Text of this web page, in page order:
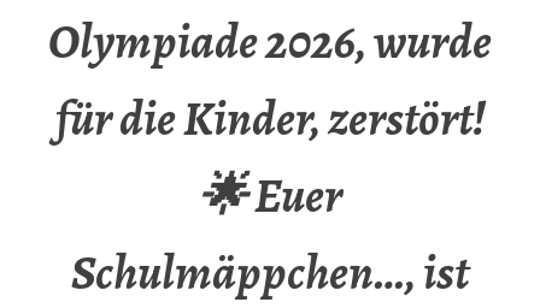
Olympiade 2026, wurde
für die Kinder, zerstört!
🌟 Euer
Schulmäppchen…, ist